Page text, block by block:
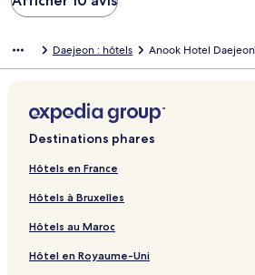
Daejeon : hôtels Anook Hotel
Destinations phares
Hôtels en France
Hôtels à Bruxelles
Hôtels au Maroc
Hôtel en Royaume-Uni